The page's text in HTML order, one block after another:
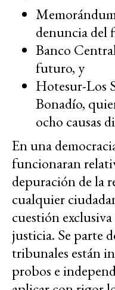
denuncia del
Banco
futuro, y
Hotesur-Los
Bonadío,
ocho causas
En una
funcionaran
depuración de la
cualquier
cuestión
justicia. Se parte
tribunales están
probos e